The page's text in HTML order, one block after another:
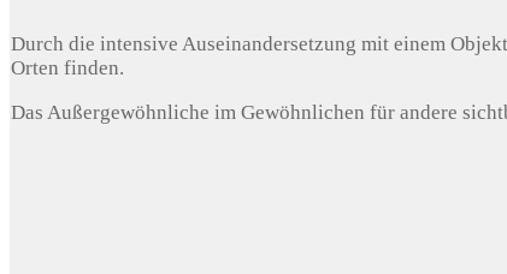
Durch die intensive Auseinandersetzung mit einem
Orten finden.
Das Außergewöhnliche im Gewöhnlichen für andere